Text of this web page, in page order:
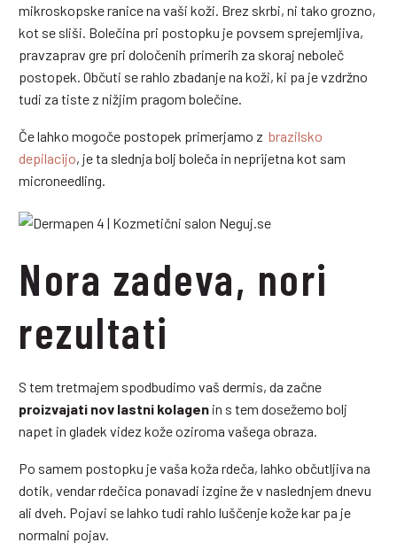
mikroskopske ranice na vaši koži. Brez skrbi, ni tako grozno,
kot se sliši. Bolečina pri postopku je povsem sprejemljiva,
pravzaprav gre pri določenih primerih za skoraj neboleč
postopek. Občuti se rahlo zbadanje na koži, ki pa je vzdržno
tudi za tiste z nižjim pragom bolečine.
Če lahko mogoče postopek primerjamo z brazilsko
depilacijo, je ta slednja bolj boleča in neprijetna kot sam
microneedling.
Nora zadeva, nori
rezultati
S tem tretmajem spodbudimo vaš dermis, da začne
proizvajati nov lastni kolagen in s tem dosežemo bolj
napet in gladek videz kože oziroma vašega obraza.
Po samem postopku je vaša koža rdeča, lahko občutljiva na
dotik, vendar rdečica ponavadi izgine že v naslednjem dnevu
ali dveh. Pojavi se lahko tudi rahlo luščenje kože kar pa je
normalni pojav.